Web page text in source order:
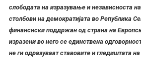
слободата на изразување и независноста
столбови на демократијата во Република
финансиски поддржан од страна на
изразени во него се единствена
не ги одразуваат ставовите и гледиштата